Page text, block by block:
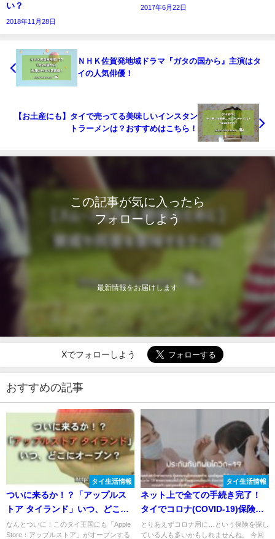
い？
2018年11月28日
2017年6月22日
ＮＨＫ佐賀発地域ドラマ『ガタの国から』主演はタ
イの人気俳優！
【お土産にも】タイで売ってる美味しいインスタン
トラーメンは？おすすめはこちら！
この記事が気に入ったら
フォローしよう
最新情報をお届けします
Xでフォローしよう
おすすめの記事
タイ生活情報
ついに来るか！？「アップルス
トア タイランド」いつ、どこに
オープン？
なんとついに！このタイ王国にも「Apple
Store：アップルストア」がオープンする
タイ生活情報
ネット上で全ての手続き完了！
タイでコロナ(COVID-19)保険に
入ってみた
とりあえずコロナ用に…という保険を探し
ている人も多いかもしれませんね。 今回